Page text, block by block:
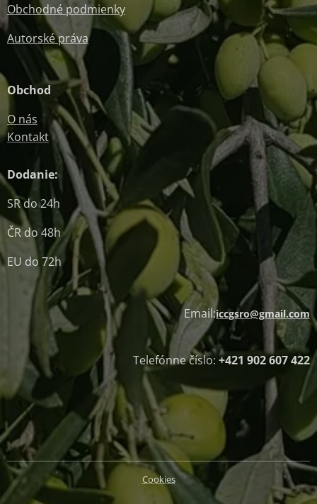
Obchodné podmienky
Autorské práva
Obchod
O nás
Kontakt
Dodanie:
SR do 24h
ČR do 48h
EU do 72h
Email:iccgsro@gmail.com
Telefónne číslo: +421 902 607 422
Cookies